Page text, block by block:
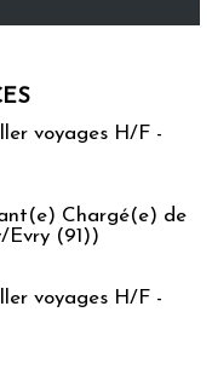
voyages H/F -
Chargé(e) de
Evry (91))
voyages H/F -